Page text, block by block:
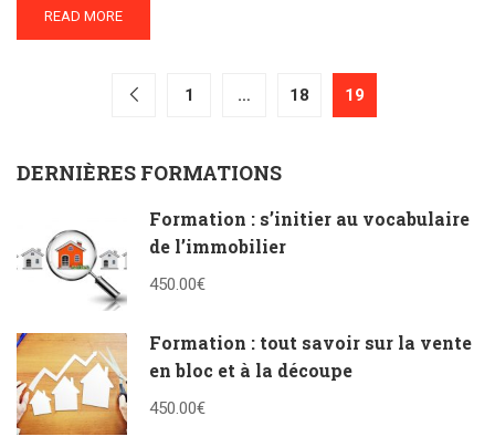
READ MORE
1 … 18 19
DERNIÈRES FORMATIONS
Formation : s’initier au vocabulaire
de l’immobilier
450.00€
Formation : tout savoir sur la vente
en bloc et à la découpe
450.00€